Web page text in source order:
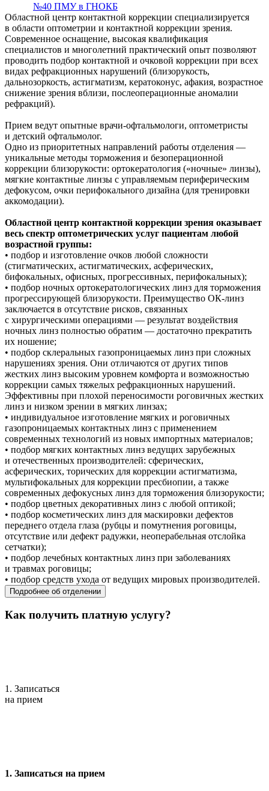
№40 ПМУ в ГНОКБ
Областной центр контактной коррекции специализируется
в области оптометрии и контактной коррекции зрения.
Современное оснащение, высокая квалификация
специалистов и многолетний практический опыт позволяют
проводить подбор контактной и очковой коррекции при всех
видах рефракционных нарушений (близорукость,
дальнозоркость, астигматизм, кератоконус, афакия, возрастное
снижение зрения вблизи, послеоперационные аномалии
рефракций).
Прием ведут опытные врачи-офтальмологи, оптометристы
и детский офтальмолог.
Одно из приоритетных направлений работы отделения —
уникальные методы торможения и безоперационной
коррекции близорукости: ортокератология («ночные» линзы),
мягкие контактные линзы с управляемым периферическим
дефокусом, очки перифокального дизайна (для тренировки
аккомодации).
Областной центр контактной коррекции зрения оказывает
весь спектр оптометрических услуг пациентам любой
возрастной группы:
• подбор и изготовление очков любой сложности
(стигматических, астигматических, асферических,
бифокальных, офисных, прогрессивных, перифокальных);
• подбор ночных ортокератологических линз для торможения
прогрессирующей близорукости. Преимущество ОК-линз
заключается в отсутствие рисков, связанных
с хирургическими операциями — результат воздействия
ночных линз полностью обратим — достаточно прекратить
их ношение;
• подбор склеральных газопроницаемых линз при сложных
нарушениях зрения. Они отличаются от других типов
жестких линз высоким уровнем комфорта и возможностью
коррекции самых тяжелых рефракционных нарушений.
Эффективны при плохой переносимости роговичных жестких
линз и низком зрении в мягких линзах;
• индивидуальное изготовление мягких и роговичных
газопроницаемых контактных линз с применением
современных технологий из новых импортных материалов;
• подбор мягких контактных линз ведущих зарубежных
и отечественных производителей: сферических,
асферических, торических для коррекции астигматизма,
мультифокальных для коррекции пресбиопии, а также
современных дефокусных линз для торможения близорукости;
• подбор цветных декоративных линз с любой оптикой;
• подбор косметических линз для маскировки дефектов
переднего отдела глаза (рубцы и помутнения роговицы,
отсутствие или дефект радужки, неоперабельная отслойка
сетчатки);
• подбор лечебных контактных линз при заболеваниях
и травмах роговицы;
• подбор средств ухода от ведущих мировых производителей.
Подробнее об отделении
Как получить платную услугу?
1. Записаться
на прием
1. Записаться на прием